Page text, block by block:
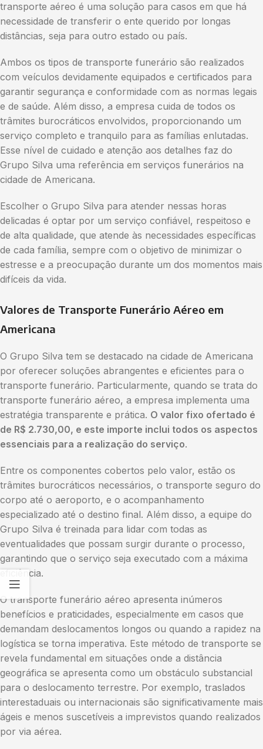
transporte aéreo é uma solução para casos em que há
necessidade de transferir o ente querido por longas
distâncias, seja para outro estado ou país.
Ambos os tipos de transporte funerário são realizados
com veículos devidamente equipados e certificados para
garantir segurança e conformidade com as normas legais
e de saúde. Além disso, a empresa cuida de todos os
trâmites burocráticos envolvidos, proporcionando um
serviço completo e tranquilo para as famílias enlutadas.
Esse nível de cuidado e atenção aos detalhes faz do
Grupo Silva uma referência em serviços funerários na
cidade de Americana.
Escolher o Grupo Silva para atender nessas horas
delicadas é optar por um serviço confiável, respeitoso e
de alta qualidade, que atende às necessidades específicas
de cada família, sempre com o objetivo de minimizar o
estresse e a preocupação durante um dos momentos mais
difíceis da vida.
Valores de Transporte Funerário Aéreo em
Americana
O Grupo Silva tem se destacado na cidade de Americana
por oferecer soluções abrangentes e eficientes para o
transporte funerário. Particularmente, quando se trata do
transporte funerário aéreo, a empresa implementa uma
estratégia transparente e prática. O valor fixo ofertado é
de R$ 2.730,00, e este importe inclui todos os aspectos
essenciais para a realização do serviço.
Entre os componentes cobertos pelo valor, estão os
trâmites burocráticos necessários, o transporte seguro do
corpo até o aeroporto, e o acompanhamento
especializado até o destino final. Além disso, a equipe do
Grupo Silva é treinada para lidar com todas as
eventualidades que possam surgir durante o processo,
garantindo que o serviço seja executado com a máxima
eficiência.
O transporte funerário aéreo apresenta inúmeros
benefícios e praticidades, especialmente em casos que
demandam deslocamentos longos ou quando a rapidez na
logística se torna imperativa. Este método de transporte se
revela fundamental em situações onde a distância
geográfica se apresenta como um obstáculo substancial
para o deslocamento terrestre. Por exemplo, traslados
interestaduais ou internacionais são significativamente mais
ágeis e menos suscetíveis a imprevistos quando realizados
por via aérea.